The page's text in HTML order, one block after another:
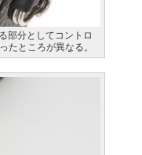
部分としてコントロ
たところが異なる。